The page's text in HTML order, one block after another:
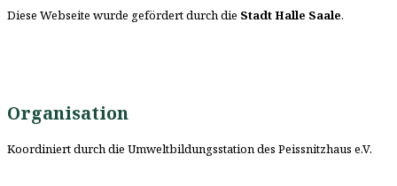
Diese Webseite wurde gefördert durch die Stadt Halle Saale.
Organisation
Koordiniert durch die Umweltbildungsstation des Peissnitzhaus e.V.